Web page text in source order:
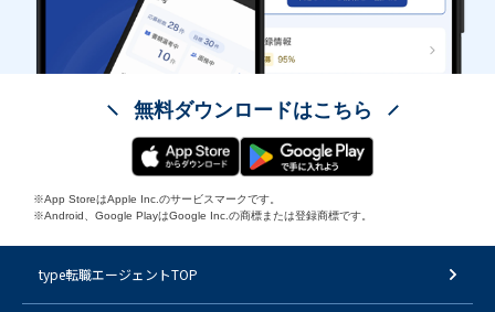
無料ダウンロードはこちら
※App StoreはApple Inc.のサービスマークです。
※Android、Google PlayはGoogle Inc.の商標または登録商標です。
type転職エージェントTOP